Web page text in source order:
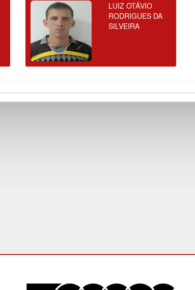
LUIZ OTÁVIO
RODRIGUES DA
SILVEIRA